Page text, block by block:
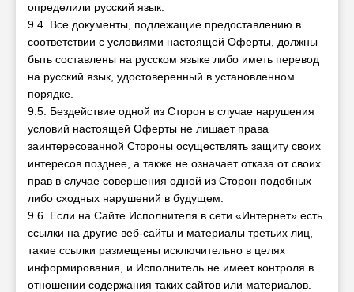
определили русский язык.
9.4. Все документы, подлежащие предоставлению в
соответствии с условиями настоящей Оферты, должны
быть составлены на русском языке либо иметь перевод
на русский язык, удостоверенный в установленном
порядке.
9.5. Бездействие одной из Сторон в случае нарушения
условий настоящей Оферты не лишает права
заинтересованной Стороны осуществлять защиту своих
интересов позднее, а также не означает отказа от своих
прав в случае совершения одной из Сторон подобных
либо сходных нарушений в будущем.
9.6. Если на Сайте Исполнителя в сети «Интернет» есть
ссылки на другие веб-сайты и материалы третьих лиц,
такие ссылки размещены исключительно в целях
информирования, и Исполнитель не имеет контроля в
отношении содержания таких сайтов или материалов.